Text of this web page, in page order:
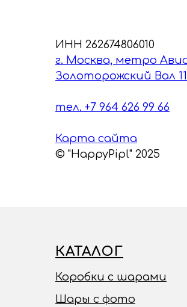
ИНН 262674806010
г. Москва, метро
Золоторожский Вал 11
тел. +7 964 626 99 66
Карта сайта
© "HappyPipl" 2025
КАТАЛОГ
Коробки с шарами
Шары с фото